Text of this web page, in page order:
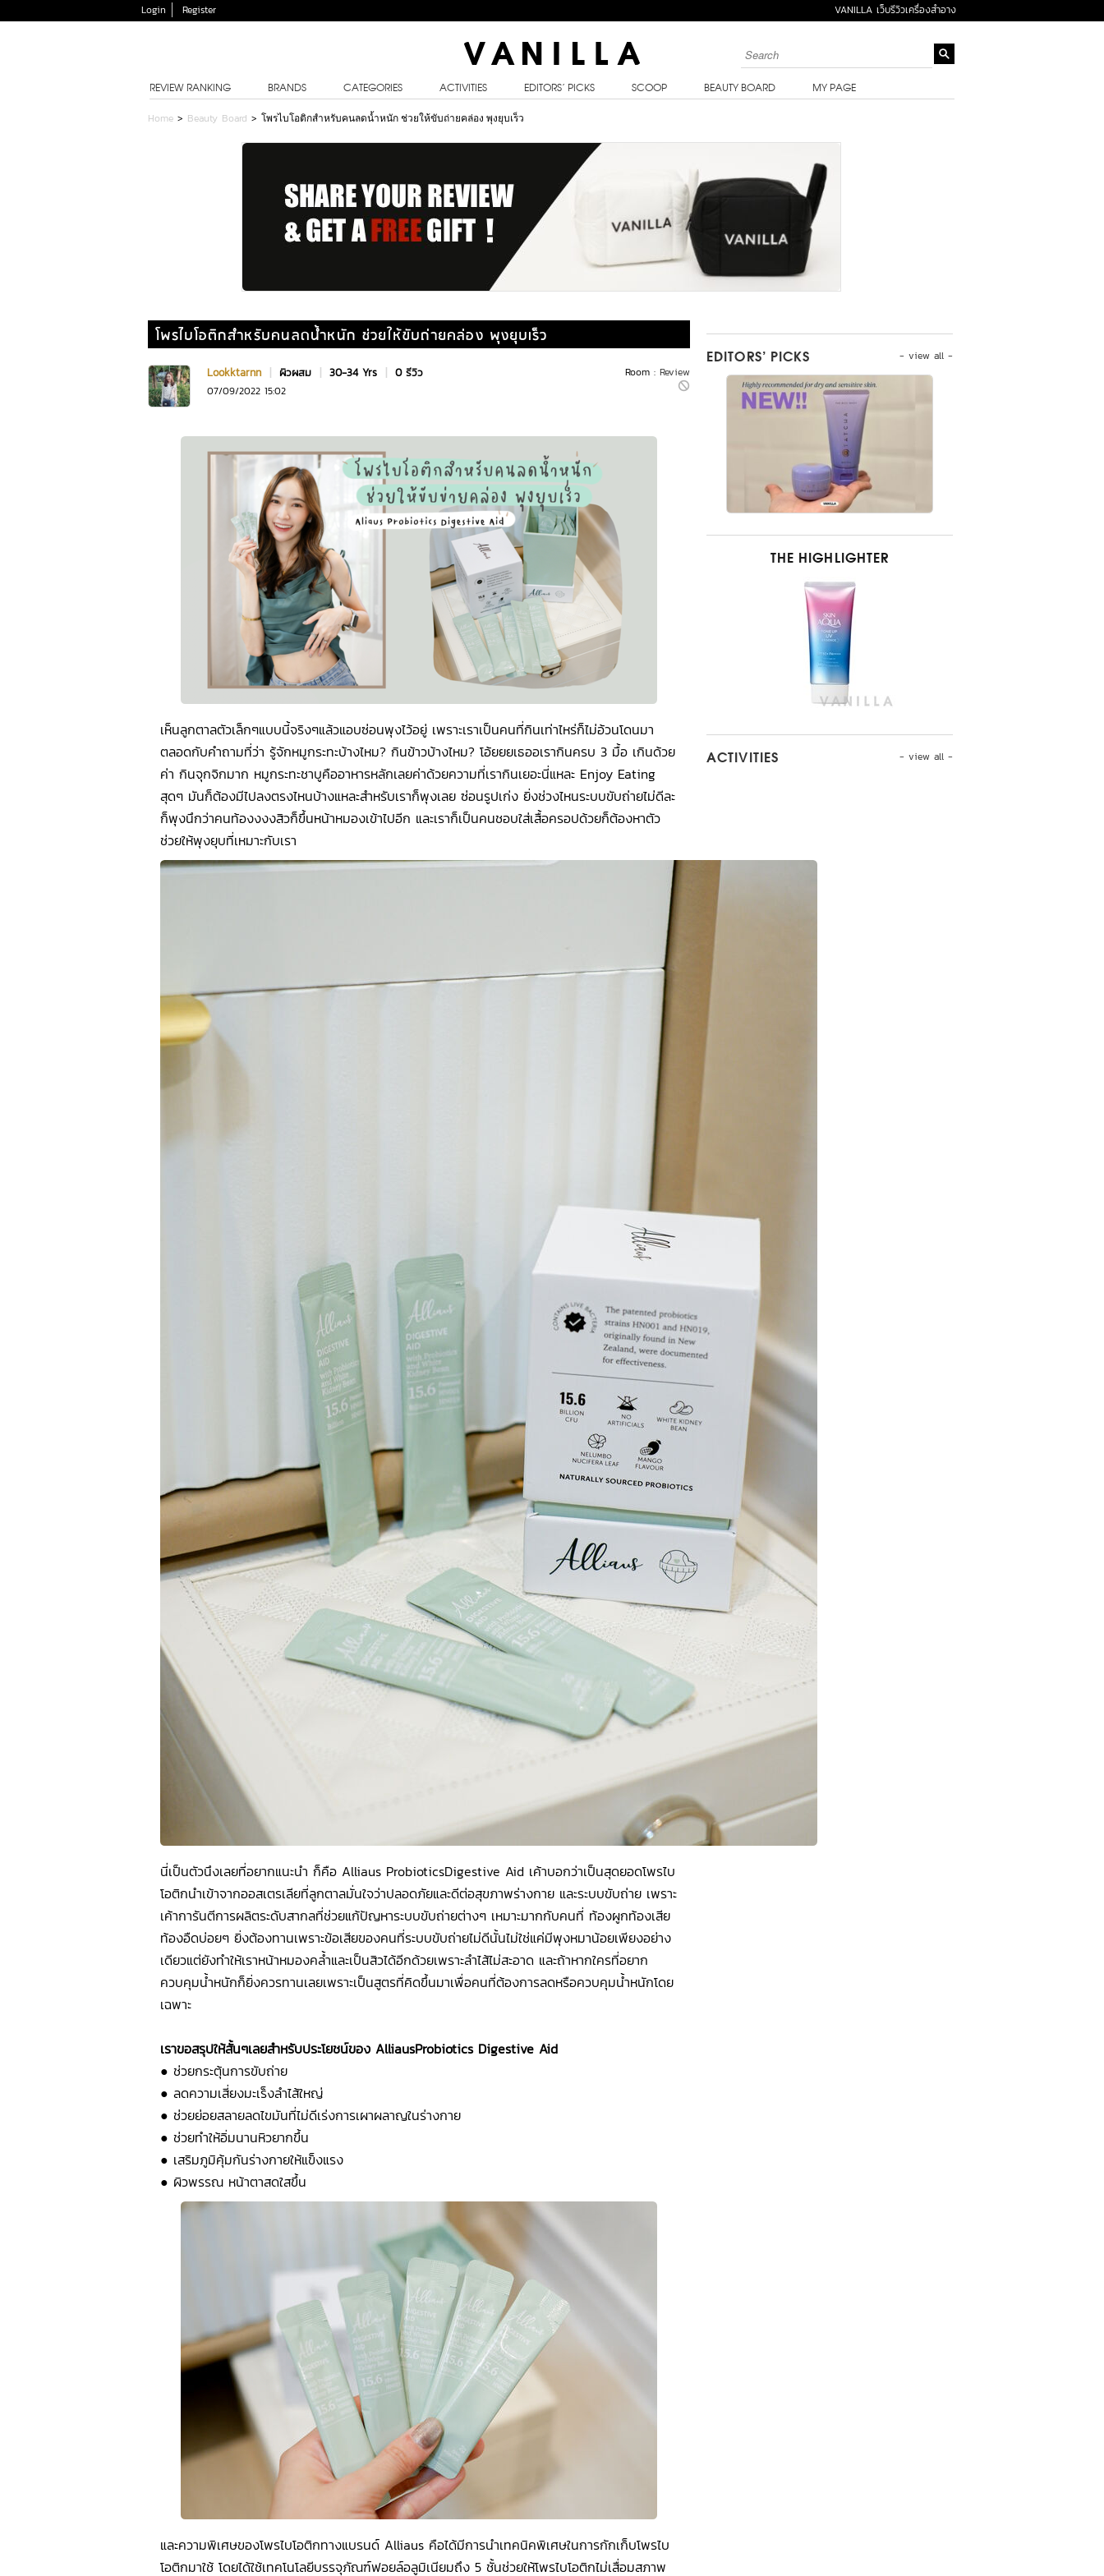
Login Register VANILLA เว็บรีวิวเครื่องสำอาง
REVIEW RANKING BRANDS CATEGORIES ACTIVITIES EDITORS’ PICKS SCOOP BEAUTY BOARD MY PAGE
Home > Beauty Board > โพรไบโอติกสำหรับคนลดน้ำหนัก ช่วยให้ขับถ่ายคล่อง พุงยุบเร็ว
โพรไบโอติกสำหรับคนลดน้ำหนัก ช่วยให้ขับถ่ายคล่อง พุงยุบเร็ว
Room : Review
Lookktarnn | ผิวผสม | 30-34 Yrs | 0 รีวิว
07/09/2022 15:02
เห็นลูกตาลตัวเล็กๆแบบนี้จริงๆแล้วแอบซ่อนพุงไว้อยู่ เพราะเราเป็นคนที่กินเท่าไหร่ก็ไม่อ้วนโดนมา
ตลอดกับคำถามที่ว่า รู้จักหมูกระทะบ้างไหม? กินข้าวบ้างไหม? โอ้ยยยเธออเรากินครบ 3 มื้อ เกินด้วย
ค่า กินจุกจิกมาก หมูกระทะชาบูคืออาหารหลักเลยค่าด้วยความที่เรากินเยอะนี่แหละ Enjoy Eating
สุดๆ มันก็ต้องมีไปลงตรงไหนบ้างแหละสำหรับเราก็พุงเลย ซ่อนรูปเก่ง ยิ่งช่วงไหนระบบขับถ่ายไม่ดีละ
ก็พุงนึกว่าคนท้องงงงสิวก็ขึ้นหน้าหมองเข้าไปอีก และเราก็เป็นคนชอบใส่เสื้อครอปด้วยก็ต้องหาตัว
ช่วยให้พุงยุบที่เหมาะกับเรา
นี่เป็นตัวนึงเลยที่อยากแนะนำ ก็คือ Alliaus ProbioticsDigestive Aid เค้าบอกว่าเป็นสุดยอดโพรไบ
โอติกนำเข้าจากออสเตรเลียที่ลูกตาลมั่นใจว่าปลอดภัยและดีต่อสุขภาพร่างกาย และระบบขับถ่าย เพราะ
เค้าการันตีการผลิตระดับสากลที่ช่วยแก้ปัญหาระบบขับถ่ายต่างๆ เหมาะมากกับคนที่ ท้องผูกท้องเสีย
ท้องอืดบ่อยๆ ยิ่งต้องทานเพราะข้อเสียของคนที่ระบบขับถ่ายไม่ดีนั้นไม่ใช่แค่มีพุงหมาน้อยเพียงอย่าง
เดียวแต่ยังทำให้เราหน้าหมองคล้ำและเป็นสิวได้อีกด้วยเพราะลำไส้ไม่สะอาด และถ้าหากใครที่อยาก
ควบคุมน้ำหนักก็ยิ่งควรทานเลยเพราะเป็นสูตรที่คิดขึ้นมาเพื่อคนที่ต้องการลดหรือควบคุมน้ำหนักโดย
เฉพาะ
เราขอสรุปให้สั้นๆเลยสำหรับประโยชน์ของ AlliausProbiotics Digestive Aid
● ช่วยกระตุ้นการขับถ่าย
● ลดความเสี่ยงมะเร็งลำไส้ใหญ่
● ช่วยย่อยสลายลดไขมันที่ไม่ดีเร่งการเผาผลาญในร่างกาย
● ช่วยทำให้อิ่มนานหิวยากขึ้น
● เสริมภูมิคุ้มกันร่างกายให้แข็งแรง
● ผิวพรรณ หน้าตาสดใสขึ้น
และความพิเศษของโพรไบโอติกทางแบรนด์ Alliaus คือได้มีการนำเทคนิคพิเศษในการกักเก็บโพรไบ
โอติกมาใช้ โดยได้ใช้เทคโนโลยีบรรจุภัณฑ์ฟอยล์อลูมิเนียมถึง 5 ชั้นช่วยให้โพรไบโอติกไม่เสื่อมสภาพ
- view all -
EDITORS’ PICKS
THE HIGHLIGHTER
- view all -
ACTIVITIES